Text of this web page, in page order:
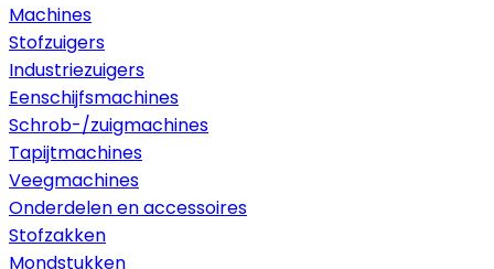
Machines
Stofzuigers
Industriezuigers
Eenschijfsmachines
Schrob-/zuigmachines
Tapijtmachines
Veegmachines
Onderdelen en accessoires
Stofzakken
Mondstukken